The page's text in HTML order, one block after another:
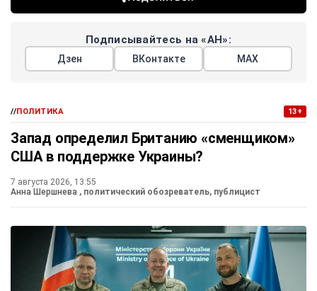
Подписывайтесь на «АН»:
Дзен ВКонтакте МАХ
//ПОЛИТИКА 13+
Запад определил Британию «сменщиком»
США в поддержке Украины?
7 августа 2026, 13:55
Анна Шершнева , политический обозреватель, публицист